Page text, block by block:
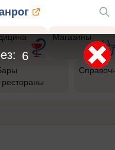
Магазины
рестораны
6